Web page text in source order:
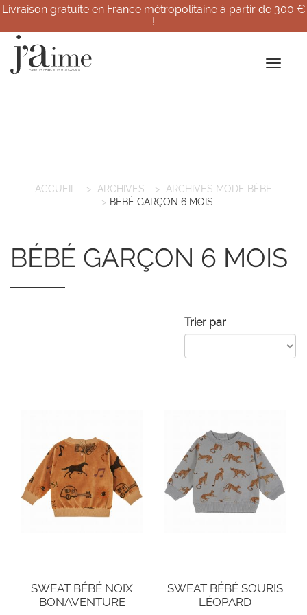
Livraison gratuite en France métropolitaine à partir de 300 €
!
ACCUEIL ARCHIVES
ARCHIVES MODE BÉBÉ
BÉBÉ GARÇON 6 MOIS
BÉBÉ GARÇON 6 MOIS
Trier par
SWEAT BÉBÉ NOIX
BONAVENTURE
SWEAT BÉBÉ SOURIS
LÉOPARD